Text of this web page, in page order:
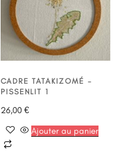
CADRE TATAKIZOMÉ –
PISSENLIT 1
26,00 €
Ajouter au panier